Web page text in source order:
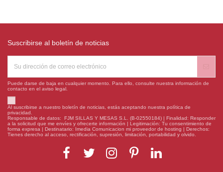
Suscribirse al boletín de noticias
Puede darse de baja en cualquier momento. Para ello, consulte nuestra información de
contacto en el aviso legal.
Al suscribirse a nuestro boletín de noticias, estás aceptando nuestra política de
privacidad.
Responsable de datos: FJM SILLAS Y MESAS S.L. (B-02550184) | Finalidad: Responder
a la solicitud que me envíes y ofrecerte información | Legitimación: Tu consentimiento de
forma expresa | Destinatario: Imedia Comunicacion mi proveedor de hosting | Derechos:
Tienes derecho al acceso, rectificación, supresión, limitación, portabilidad y olvido.